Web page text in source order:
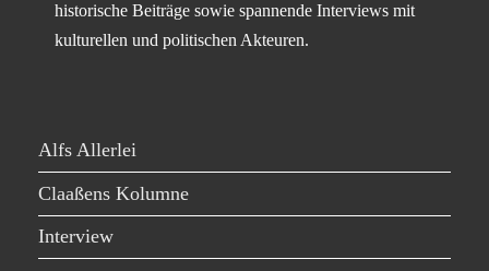
historische Beiträge sowie spannende Interviews mit
kulturellen und politischen Akteuren.
Alfs Allerlei
Claaßens Kolumne
Interview